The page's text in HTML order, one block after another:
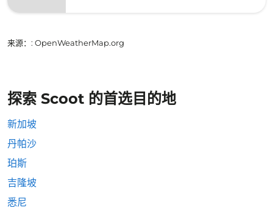
来源： : OpenWeatherMap.org
探索 Scoot 的首选目的地
新加坡
丹帕沙
珀斯
吉隆坡
悉尼